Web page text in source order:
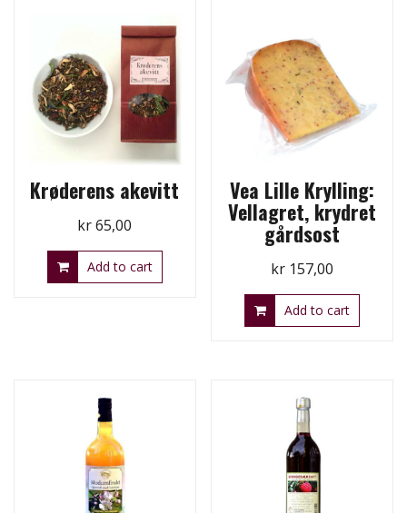
Krøderens akevitt
kr65,00
Add to cart
Vea Lille Krylling:
Vellagret, krydret
gårdsost
kr 157,00
Add to cart